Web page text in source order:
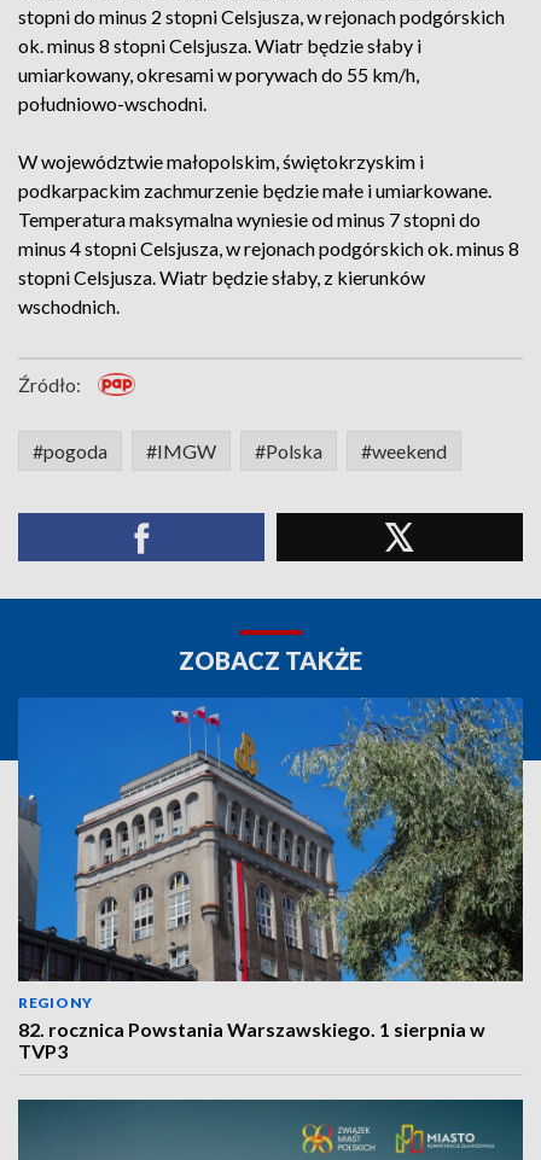
stopni do minus 2 stopni Celsjusza, w rejonach podgórskich
ok. minus 8 stopni Celsjusza. Wiatr będzie słaby i
umiarkowany, okresami w porywach do 55 km/h,
południowo-wschodni.
W województwie małopolskim, świętokrzyskim i
podkarpackim zachmurzenie będzie małe i umiarkowane.
Temperatura maksymalna wyniesie od minus 7 stopni do
minus 4 stopni Celsjusza, w rejonach podgórskich ok. minus 8
stopni Celsjusza. Wiatr będzie słaby, z kierunków
wschodnich.
Źródło:
#pogoda #IMGW #Polska #weekend
ZOBACZ TAKŻE
REGIONY
82. rocznica Powstania Warszawskiego. 1 sierpnia w
TVP3